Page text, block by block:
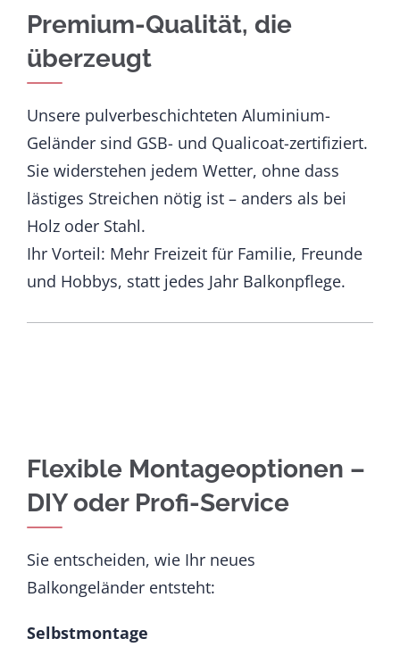
Premium-Qualität, die
überzeugt
Unsere pulverbeschichteten Aluminium-
Geländer sind GSB- und Qualicoat-zertifiziert.
Sie widerstehen jedem Wetter, ohne dass
lästiges Streichen nötig ist – anders als bei
Holz oder Stahl.
Ihr Vorteil: Mehr Freizeit für Familie, Freunde
und Hobbys, statt jedes Jahr Balkonpflege.
Flexible Montageoptionen –
DIY oder Profi-Service
Sie entscheiden, wie Ihr neues
Balkongeländer entsteht:
Selbstmontage